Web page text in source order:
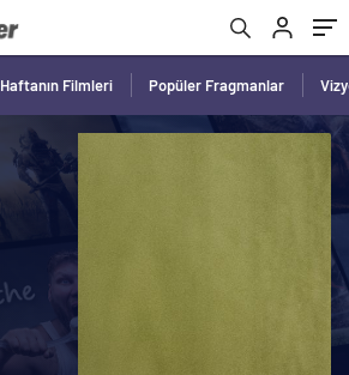
Haftanın Filmleri Popüler Fragmanlar